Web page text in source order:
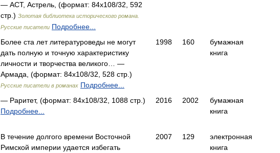
— АСТ, Астрель, (формат: 84x108/32, 592
стр.) Золотая библиотека исторического романа.
Русские писатели Подробнее...
Более ста лет литературоведы не могут
дать полную и точную характеристику
личности и творчества великого… —
Армада, (формат: 84x108/32, 528 стр.)
Русские писатели в романах Подробнее...
1998 160
бумажная
книга
— Раритет, (формат: 84x108/32, 1088 стр.)
Подробнее...
2016 2002
бумажная
книга
В течение долгого времени Восточной
Римской империи удается избегать
2007 129
электронная
книга